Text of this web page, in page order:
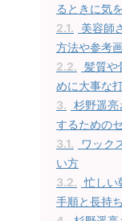
るときに気
2.1.
美容師
方法や参考
2.2. 髪質や
めに大事な
3. 杉野遥亮
するための
3.1.
ワック
い方
3.2. 忙しい
手順と長持